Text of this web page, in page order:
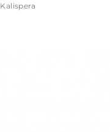
Kalispera